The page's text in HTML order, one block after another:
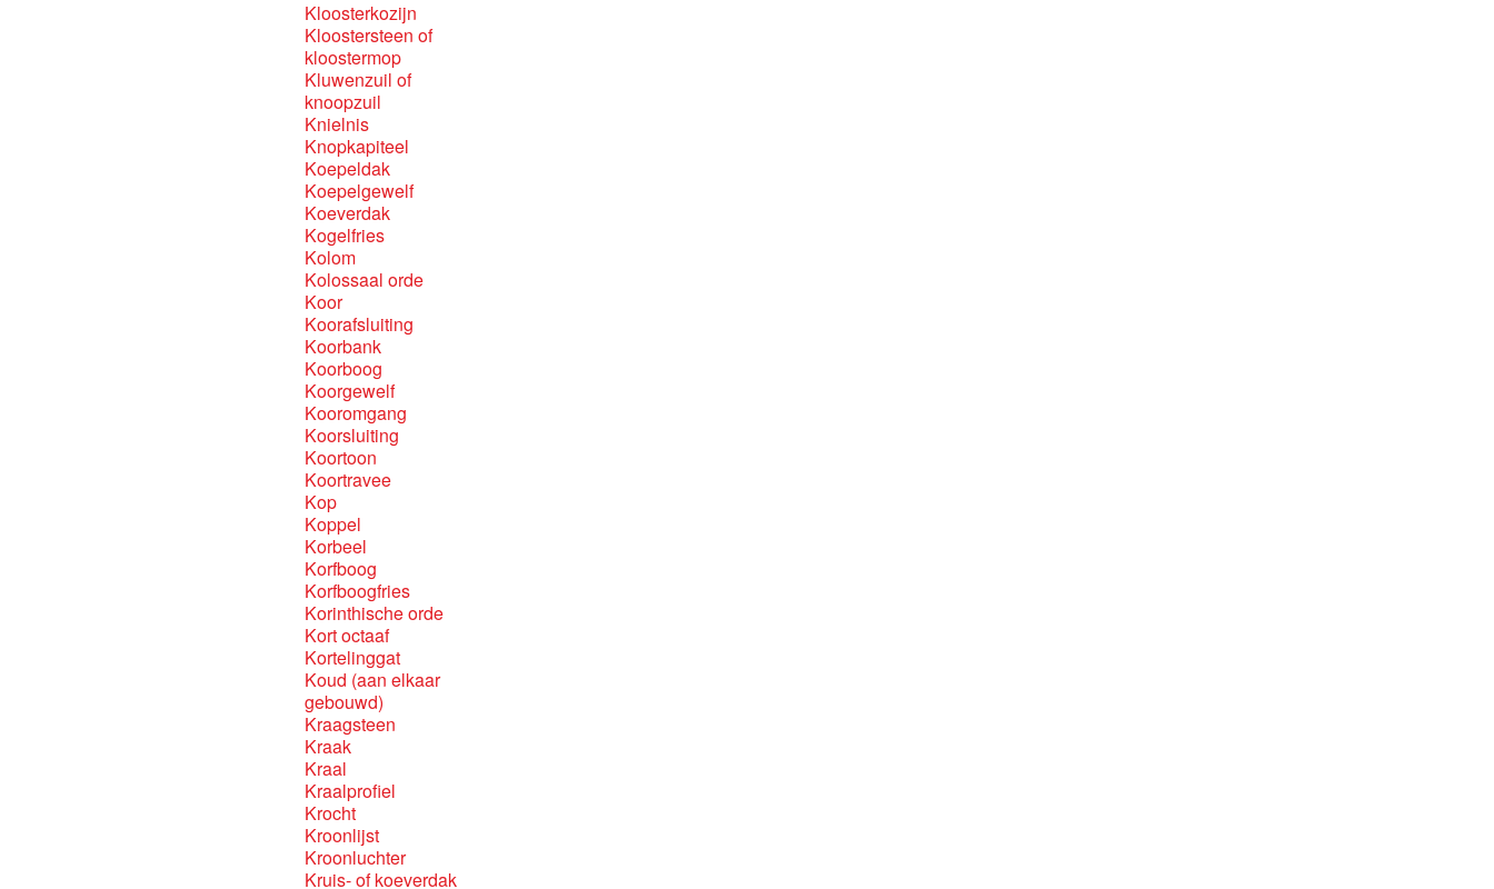
Kloosterkozijn
Kloostersteen of
kloostermop
Kluwenzuil of
knoopzuil
Knielnis
Knopkapiteel
Koepeldak
Koepelgewelf
Koeverdak
Kogelfries
Kolom
Kolossaal orde
Koor
Koorafsluiting
Koorbank
Koorboog
Koorgewelf
Kooromgang
Koorsluiting
Koortoon
Koortravee
Kop
Koppel
Korbeel
Korfboog
Korfboogfries
Korinthische orde
Kort octaaf
Kortelinggat
Koud (aan elkaar
gebouwd)
Kraagsteen
Kraak
Kraal
Kraalprofiel
Krocht
Kroonlijst
Kroonluchter
Kruis- of koeverdak